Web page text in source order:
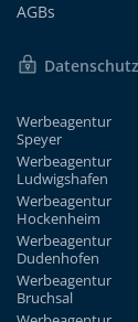
AGBs
Werbeagentur
Speyer
Werbeagentur
Ludwigshafen
Werbeagentur
Hockenheim
Werbeagentur
Dudenhofen
Werbeagentur
Bruchsal